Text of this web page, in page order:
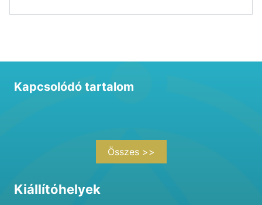
Kapcsolódó tartalom
Kiállítóhelyek
Összes >>